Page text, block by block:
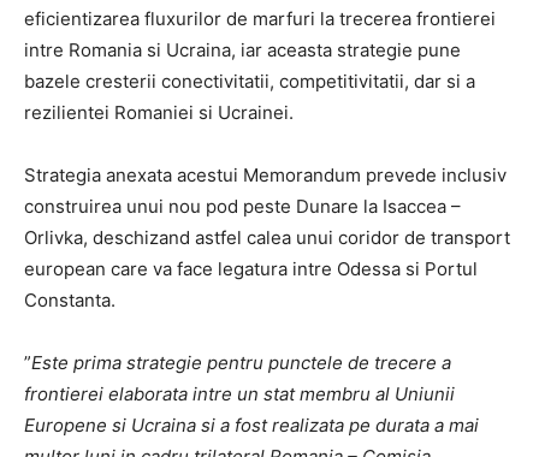
eficientizarea fluxurilor de marfuri la trecerea frontierei
intre Romania si Ucraina, iar aceasta strategie pune
bazele cresterii conectivitatii, competitivitatii, dar si a
rezilientei Romaniei si Ucrainei.
Strategia anexata acestui Memorandum prevede inclusiv
construirea unui nou pod peste Dunare la Isaccea –
Orlivka, deschizand astfel calea unui coridor de transport
european care va face legatura intre Odessa si Portul
Constanta.
”Este prima strategie pentru punctele de trecere a
frontierei elaborata intre un stat membru al Uniunii
Europene si Ucraina si a fost realizata pe durata a mai